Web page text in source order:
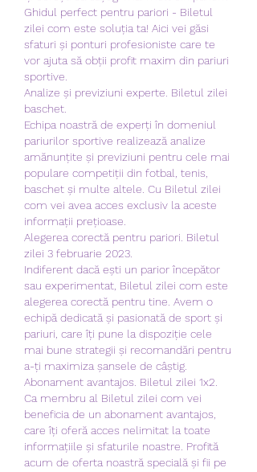
Ghidul perfect pentru pariori - Biletul
zilei com este soluția ta! Aici vei găsi
sfaturi și ponturi profesioniste care te
vor ajuta să obții profit maxim din pariuri
sportive.
Analize și previziuni experte. Biletul zilei
baschet.
Echipa noastră de experți în domeniul
pariurilor sportive realizează analize
amănunțite și previziuni pentru cele mai
populare competiții din fotbal, tenis,
baschet și multe altele. Cu Biletul zilei
com vei avea acces exclusiv la aceste
informații prețioase.
Alegerea corectă pentru pariori. Biletul
zilei 3 februarie 2023.
Indiferent dacă ești un parior începător
sau experimentat, Biletul zilei com este
alegerea corectă pentru tine. Avem o
echipă dedicată și pasionată de sport și
pariuri, care îți pune la dispoziție cele
mai bune strategii și recomandări pentru
a-ți maximiza șansele de câștig.
Abonament avantajos. Biletul zilei 1x2.
Ca membru al Biletul zilei com vei
beneficia de un abonament avantajos,
care îți oferă acces nelimitat la toate
informațiile și sfaturile noastre. Profită
acum de oferta noastră specială și fii pe